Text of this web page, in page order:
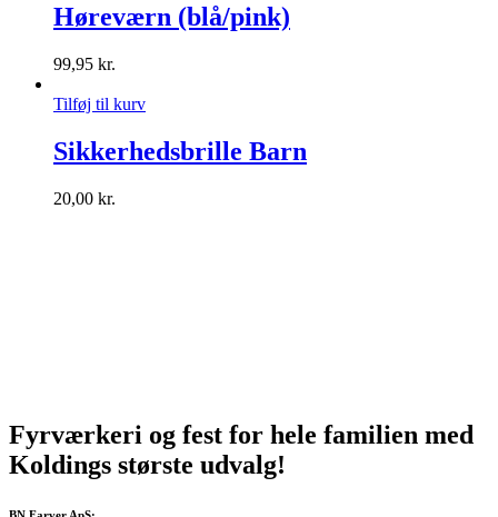
Høreværn (blå/pink)
99,95 kr.
Tilføj til kurv
Sikkerhedsbrille Barn
20,00 kr.
Fyrværkeri og fest for hele familien med
Koldings største udvalg!